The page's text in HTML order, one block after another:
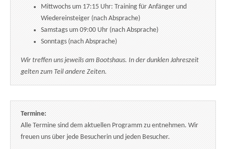
Mittwochs um 17:15 Uhr: Training für Anfänger und
Wiedereinsteiger (nach Absprache)
Samstags um 09:00 Uhr (nach Absprache)
Sonntags (nach Absprache)
Wir treffen uns jeweils am Bootshaus. In der dunklen Jahreszeit
gelten zum Teil andere Zeiten.
Termine:
Alle Termine sind dem aktuellen Programm zu entnehmen. Wir
freuen uns über jede Besucherin und jeden Besucher.